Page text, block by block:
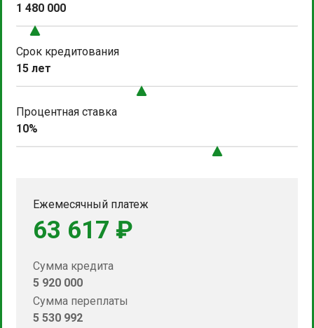
1 480 000
Срок кредитования
15 лет
Процентная ставка
10%
Ежемесячный платеж
63 617 ₽
Сумма кредита
5 920 000
Сумма переплаты
5 530 992